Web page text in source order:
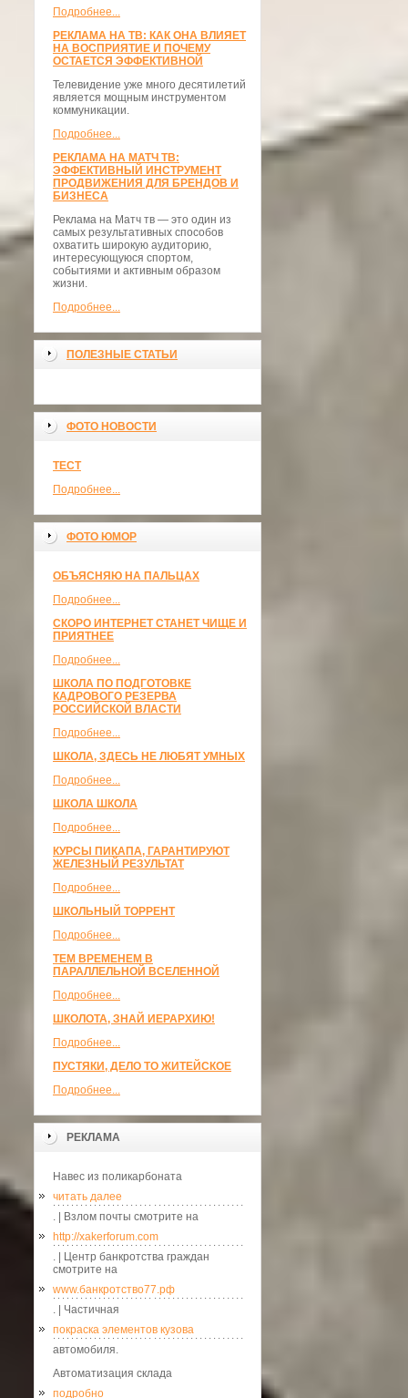
Подробнее...
РЕКЛАМА НА ТВ: КАК ОНА ВЛИЯЕТ
НА ВОСПРИЯТИЕ И ПОЧЕМУ
ОСТАЕТСЯ ЭФФЕКТИВНОЙ
Телевидение уже много десятилетий
является мощным инструментом
коммуникации.
Подробнее...
РЕКЛАМА НА МАТЧ ТВ:
ЭФФЕКТИВНЫЙ ИНСТРУМЕНТ
ПРОДВИЖЕНИЯ ДЛЯ БРЕНДОВ И
БИЗНЕСА
Реклама на Матч тв — это один из
самых результативных способов
охватить широкую аудиторию,
интересующуюся спортом,
событиями и активным образом
жизни.
Подробнее...
ПОЛЕЗНЫЕ СТАТЬИ
ФОТО НОВОСТИ
ТЕСТ
Подробнее...
ФОТО ЮМОР
ОБЪЯСНЯЮ НА ПАЛЬЦАХ
Подробнее...
СКОРО ИНТЕРНЕТ СТАНЕТ ЧИЩЕ И
ПРИЯТНЕЕ
Подробнее...
ШКОЛА ПО ПОДГОТОВКЕ
КАДРОВОГО РЕЗЕРВА
РОССИЙСКОЙ ВЛАСТИ
Подробнее...
ШКОЛА, ЗДЕСЬ НЕ ЛЮБЯТ УМНЫХ
Подробнее...
ШКОЛА ШКОЛА
Подробнее...
КУРСЫ ПИКАПА, ГАРАНТИРУЮТ
ЖЕЛЕЗНЫЙ РЕЗУЛЬТАТ
Подробнее...
ШКОЛЬНЫЙ ТОРРЕНТ
Подробнее...
ТЕМ ВРЕМЕНЕМ В
ПАРАЛЛЕЛЬНОЙ ВСЕЛЕННОЙ
Подробнее...
ШКОЛОТА, ЗНАЙ ИЕРАРХИЮ!
Подробнее...
ПУСТЯКИ, ДЕЛО ТО ЖИТЕЙСКОЕ
Подробнее...
РЕКЛАМА
Навес из поликарбоната
читать далее
. | Взлом почты смотрите на
http://xakerforum.com
. | Центр банкротства граждан
смотрите на
www.банкротство77.рф
. | Частичная
покраска элементов кузова
автомобиля.
Автоматизация склада
подробно